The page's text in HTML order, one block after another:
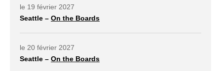
le 19 février 2027
Seattle – On the Boards
le 20 février 2027
Seattle – On the Boards